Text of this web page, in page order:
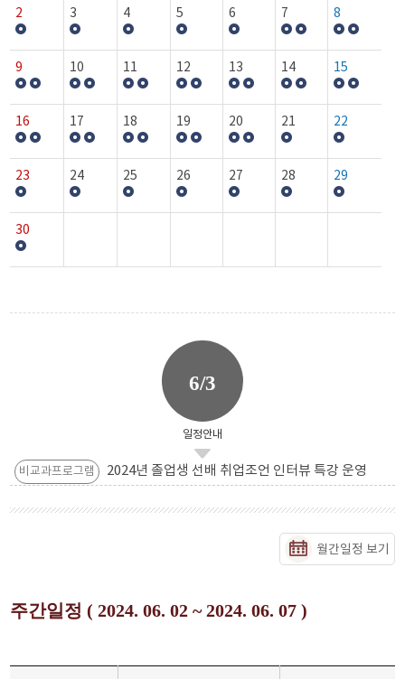
2 3 4 5 6 7 8
9 10 11 12 13 14 15
16 17 18 19 20 21 22
23 24 25 26 27 28 29
30
6/3
일정안내
비교과프로그램 2024년 졸업생 선배 취업조언 인터뷰 특강 운영
월간일정 보기
주간일정 ( 2024. 06. 02 ~ 2024. 06. 07 )